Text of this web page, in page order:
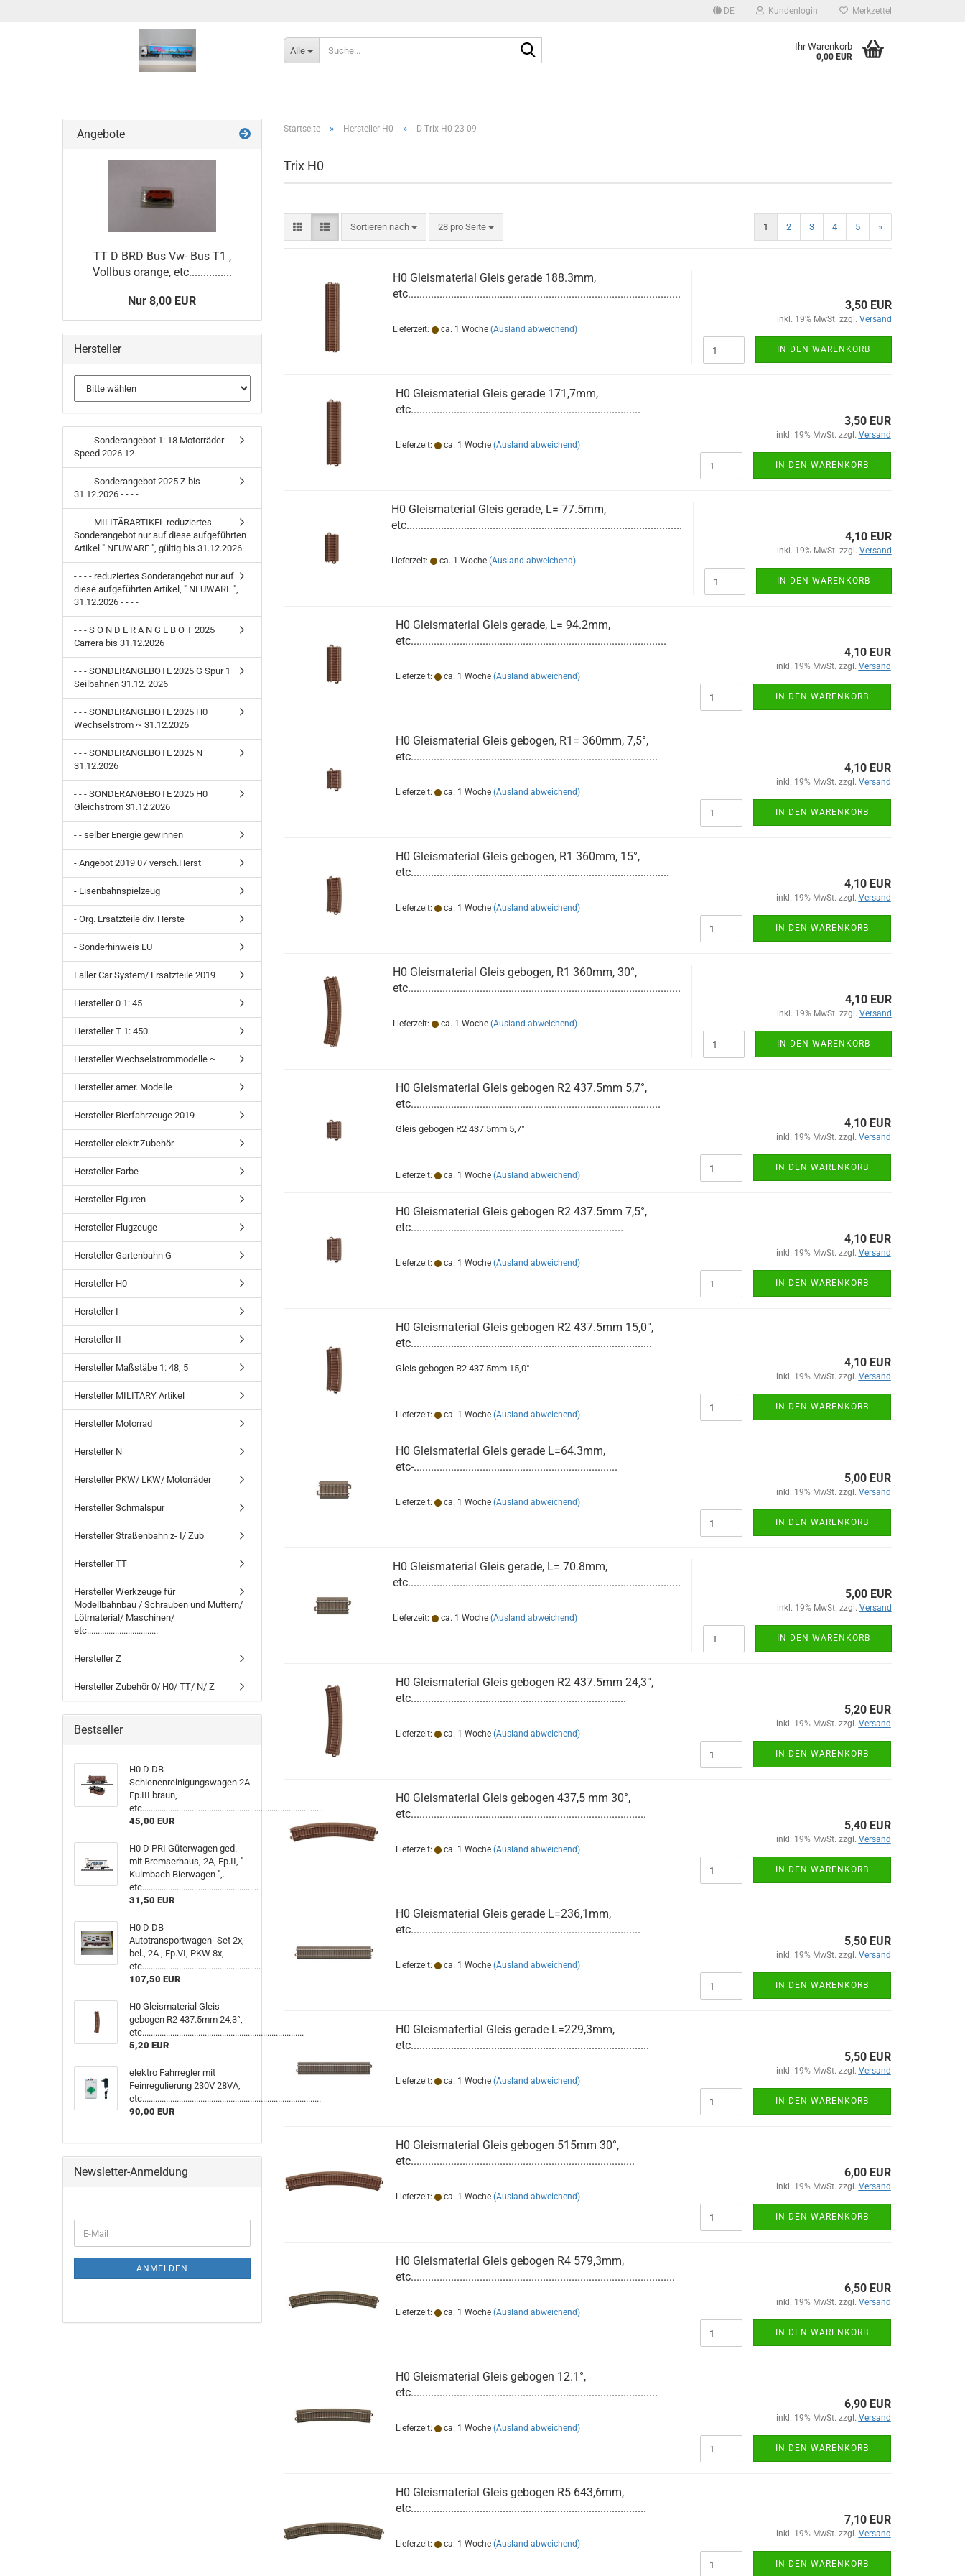
DE Kundenlogin Merkzettel
Alle Ihr Warenkorb
0,00 EUR
Startseite » Hersteller H0 » D Trix H0 23 09
Trix H0
Sortieren nach
Sortieren nach 28 pro Seite
pro Seite 1 2 3 4 5 »
H0 Gleismaterial Gleis gerade 188.3mm,
etc...............................................................................................
Lieferzeit: ca. 1 Woche (Ausland abweichend)
3,50 EUR
inkl. 19% MwSt. zzgl. Versand
IN DEN WARENKORB
H0 Gleismaterial Gleis gerade 171,7mm,
etc................................................................................
Lieferzeit: ca. 1 Woche (Ausland abweichend)
3,50 EUR
inkl. 19% MwSt. zzgl. Versand
IN DEN WARENKORB
H0 Gleismaterial Gleis gerade, L= 77.5mm,
etc................................................................................................
Lieferzeit: ca. 1 Woche (Ausland abweichend)
4,10 EUR
inkl. 19% MwSt. zzgl. Versand
IN DEN WARENKORB
H0 Gleismaterial Gleis gerade, L= 94.2mm,
etc.........................................................................................
Lieferzeit: ca. 1 Woche (Ausland abweichend)
4,10 EUR
inkl. 19% MwSt. zzgl. Versand
IN DEN WARENKORB
H0 Gleismaterial Gleis gebogen, R1= 360mm, 7,5°,
etc......................................................................................
Lieferzeit: ca. 1 Woche (Ausland abweichend)
4,10 EUR
inkl. 19% MwSt. zzgl. Versand
IN DEN WARENKORB
H0 Gleismaterial Gleis gebogen, R1 360mm, 15°,
etc..........................................................................................
Lieferzeit: ca. 1 Woche (Ausland abweichend)
4,10 EUR
inkl. 19% MwSt. zzgl. Versand
IN DEN WARENKORB
H0 Gleismaterial Gleis gebogen, R1 360mm, 30°,
etc...............................................................................................
Lieferzeit: ca. 1 Woche (Ausland abweichend)
4,10 EUR
inkl. 19% MwSt. zzgl. Versand
IN DEN WARENKORB
H0 Gleismaterial Gleis gebogen R2 437.5mm 5,7°,
etc.......................................................................................
Gleis gebogen R2 437.5mm 5,7°
Lieferzeit: ca. 1 Woche (Ausland abweichend)
4,10 EUR
inkl. 19% MwSt. zzgl. Versand
IN DEN WARENKORB
H0 Gleismaterial Gleis gebogen R2 437.5mm 7,5°,
etc..........................................................................
Lieferzeit: ca. 1 Woche (Ausland abweichend)
4,10 EUR
inkl. 19% MwSt. zzgl. Versand
IN DEN WARENKORB
H0 Gleismaterial Gleis gebogen R2 437.5mm 15,0°,
etc....................................................................................
Gleis gebogen R2 437.5mm 15,0°
Lieferzeit: ca. 1 Woche (Ausland abweichend)
4,10 EUR
inkl. 19% MwSt. zzgl. Versand
IN DEN WARENKORB
H0 Gleismaterial Gleis gerade L=64.3mm,
etc-.......................................................................
Lieferzeit: ca. 1 Woche (Ausland abweichend)
5,00 EUR
inkl. 19% MwSt. zzgl. Versand
IN DEN WARENKORB
H0 Gleismaterial Gleis gerade, L= 70.8mm,
etc...............................................................................................
Lieferzeit: ca. 1 Woche (Ausland abweichend)
5,00 EUR
inkl. 19% MwSt. zzgl. Versand
IN DEN WARENKORB
H0 Gleismaterial Gleis gebogen R2 437.5mm 24,3°,
etc...........................................................................
Lieferzeit: ca. 1 Woche (Ausland abweichend)
5,20 EUR
inkl. 19% MwSt. zzgl. Versand
IN DEN WARENKORB
H0 Gleismaterial Gleis gebogen 437,5 mm 30°,
etc..................................................................................
Lieferzeit: ca. 1 Woche (Ausland abweichend)
5,40 EUR
inkl. 19% MwSt. zzgl. Versand
IN DEN WARENKORB
H0 Gleismaterial Gleis gerade L=236,1mm,
etc................................................................................
Lieferzeit: ca. 1 Woche (Ausland abweichend)
5,50 EUR
inkl. 19% MwSt. zzgl. Versand
IN DEN WARENKORB
H0 Gleismatertial Gleis gerade L=229,3mm,
etc...................................................................................
Lieferzeit: ca. 1 Woche (Ausland abweichend)
5,50 EUR
inkl. 19% MwSt. zzgl. Versand
IN DEN WARENKORB
H0 Gleismaterial Gleis gebogen 515mm 30°,
etc..............................................................................
Lieferzeit: ca. 1 Woche (Ausland abweichend)
6,00 EUR
inkl. 19% MwSt. zzgl. Versand
IN DEN WARENKORB
H0 Gleismaterial Gleis gebogen R4 579,3mm,
etc............................................................................................
Lieferzeit: ca. 1 Woche (Ausland abweichend)
6,50 EUR
inkl. 19% MwSt. zzgl. Versand
IN DEN WARENKORB
H0 Gleismaterial Gleis gebogen 12.1°,
etc......................................................................................
Lieferzeit: ca. 1 Woche (Ausland abweichend)
6,90 EUR
inkl. 19% MwSt. zzgl. Versand
IN DEN WARENKORB
H0 Gleismaterial Gleis gebogen R5 643,6mm,
etc..................................................................................
Lieferzeit: ca. 1 Woche (Ausland abweichend)
7,10 EUR
inkl. 19% MwSt. zzgl. Versand
IN DEN WARENKORB
Angebote
TT D BRD Bus Vw- Bus T1 ,
Vollbus orange, etc...............
Nur 8,00 EUR
Hersteller
- - - - Sonderangebot 1: 18 Motorräder
Speed 2026 12 - - -
- - - - Sonderangebot 2025 Z bis
31.12.2026 - - - -
- - - - MILITÄRARTIKEL reduziertes
Sonderangebot nur auf diese aufgeführten
Artikel " NEUWARE ", gültig bis 31.12.2026
- - - - reduziertes Sonderangebot nur auf
diese aufgeführten Artikel, " NEUWARE ",
31.12.2026 - - - -
- - - S O N D E R A N G E B O T 2025
Carrera bis 31.12.2026
- - - SONDERANGEBOTE 2025 G Spur 1
Seilbahnen 31.12. 2026
- - - SONDERANGEBOTE 2025 H0
Wechselstrom ~ 31.12.2026
- - - SONDERANGEBOTE 2025 N
31.12.2026
- - - SONDERANGEBOTE 2025 H0
Gleichstrom 31.12.2026
- - selber Energie gewinnen
- Angebot 2019 07 versch.Herst
- Eisenbahnspielzeug
- Org. Ersatzteile div. Herste
- Sonderhinweis EU
Faller Car System/ Ersatzteile 2019
Hersteller 0 1: 45
Hersteller T 1: 450
Hersteller Wechselstrommodelle ~
Hersteller amer. Modelle
Hersteller Bierfahrzeuge 2019
Hersteller elektr.Zubehör
Hersteller Farbe
Hersteller Figuren
Hersteller Flugzeuge
Hersteller Gartenbahn G
Hersteller H0
Hersteller I
Hersteller II
Hersteller Maßstäbe 1: 48, 5
Hersteller MILITARY Artikel
Hersteller Motorrad
Hersteller N
Hersteller PKW/ LKW/ Motorräder
Hersteller Schmalspur
Hersteller Straßenbahn z- I/ Zub
Hersteller TT
Hersteller Werkzeuge für
Modellbahnbau / Schrauben und Muttern/
Lötmaterial/ Maschinen/
etc.................................
Hersteller Z
Hersteller Zubehör 0/ H0/ TT/ N/ Z
Bestseller
H0 D DB
Schienenreinigungswagen 2A
Ep.III braun,
etc....................................................................................
45,00 EUR
H0 D PRI Güterwagen ged.
mit Bremserhaus, 2A, Ep.II, "
Kulmbach Bierwagen ",.
etc......................................................
31,50 EUR
H0 D DB
Autotransportwagen- Set 2x,
bel., 2A , Ep.VI, PKW 8x,
etc.......................................................
107,50 EUR
H0 Gleismaterial Gleis
gebogen R2 437.5mm 24,3°,
etc...........................................................................
5,20 EUR
elektro Fahrregler mit
Feinregulierung 230V 28VA,
etc...................................................................................
90,00 EUR
Newsletter-Anmeldung
ZUR
E-
Mail
ANMELDEN